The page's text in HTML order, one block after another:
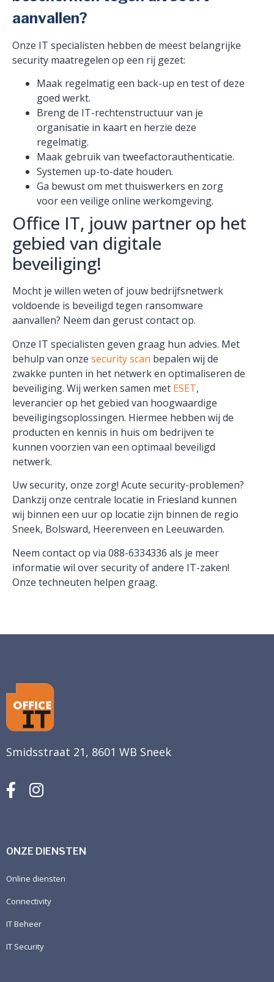
aanvallen?
Onze IT specialisten hebben de meest belangrijke
security maatregelen op een rij gezet:
Maak regelmatig een back-up en test of deze
goed werkt.
Breng de IT-rechtenstructuur van je
organisatie in kaart en herzie deze
regelmatig.
Maak gebruik van tweefactorauthenticatie.
Systemen up-to-date houden.
Ga bewust om met thuiswerkers en zorg
voor een veilige online werkomgeving.
Office IT, jouw partner op het
gebied van digitale
beveiliging!
Mocht je willen weten of jouw bedrijfsnetwerk
voldoende is beveiligd tegen ransomware
aanvallen? Neem dan gerust contact op.
Onze IT specialisten geven graag hun advies. Met
behulp van onze security scan bepalen wij de
zwakke punten in het netwerk en optimaliseren de
beveiliging. Wij werken samen met ESET,
leverancier op het gebied van hoogwaardige
beveiligingsoplossingen. Hiermee hebben wij de
producten en kennis in huis om bedrijven te
kunnen voorzien van een optimaal beveiligd
netwerk.
Uw security, onze zorg! Acute security-problemen?
Dankzij onze centrale locatie in Friesland kunnen
wij binnen een uur op locatie zijn binnen de regio
Sneek, Bolsward, Heerenveen en Leeuwarden.
Neem contact op via 088-6334336 als je meer
informatie wil over security of andere IT-zaken!
Onze techneuten helpen graag.
Smidsstraat 21, 8601 WB Sneek
ONZE DIENSTEN
Online diensten
Connectivity
IT Beheer
IT Security